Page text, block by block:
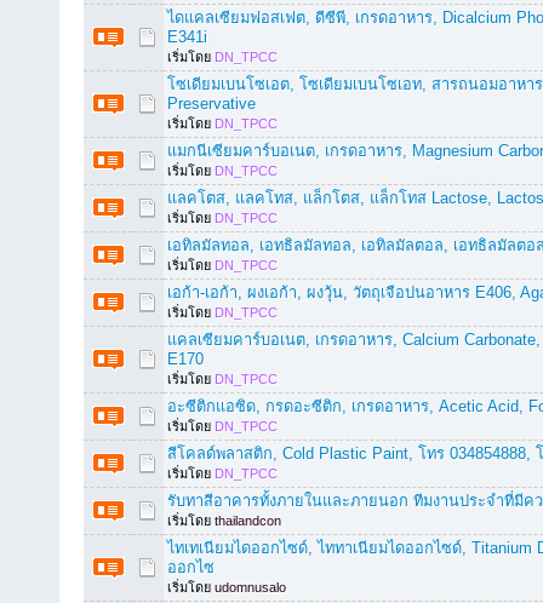
ไดแคลเซียมฟอสเฟต, ดีซีพี, เกรดอาหาร, Dicalcium
E341i
เริ่มโดย DN_TPCC
โซเดียมเบนโซเอต, โซเดียมเบนโซเอท, สารถนอมอาหา
Preservative
เริ่มโดย DN_TPCC
แมกนีเซียมคาร์บอเนต, เกรดอาหาร, Magnesium
เริ่มโดย DN_TPCC
แลคโตส, แลคโทส, แล็กโตส, แล็กโทส Lactose,
เริ่มโดย DN_TPCC
เอทิลมัลทอล, เอทธิลมัลทอล, เอทิลมัลตอล, เอทธิลมัลตอ
เริ่มโดย DN_TPCC
เอก้า-เอก้า, ผงเอก้า, ผงวุ้น, วัตถุเจือปนอาหาร E406,
เริ่มโดย DN_TPCC
แคลเซียมคาร์บอเนต, เกรดอาหาร, Calcium
E170
เริ่มโดย DN_TPCC
อะซีติกแอซิด, กรดอะซีติก, เกรดอาหาร, Acetic Acid,
เริ่มโดย DN_TPCC
สีโคลด์พลาสติก, Cold Plastic Paint, โทร 034854888,
เริ่มโดย DN_TPCC
รับทาสีอาคารทั้งภายในและภายนอก ทีมงานประจำที่มีค
เริ่มโดย thailandcon
ไทเทเนียมไดออกไซด์, ไททาเนียมไดออกไซด์, Titanium
ออกไซ
เริ่มโดย udomnusalo